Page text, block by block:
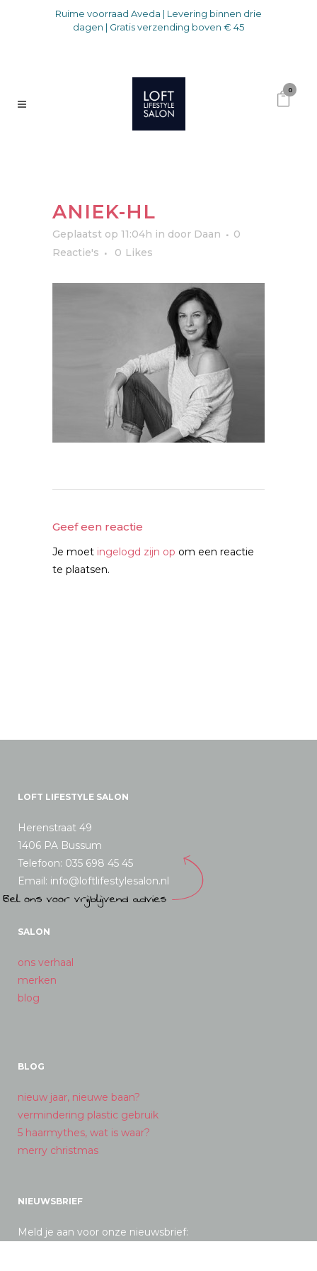
Ruime voorraad Aveda | Levering binnen drie
dagen | Gratis verzending boven € 45
0
ANIEK-HL
Geplaatst op 11:04h in door Daan
0
Reactie's
0 Likes
Geef een reactie
Je moet ingelogd zijn op om een reactie
te plaatsen.
LOFT LIFESTYLE SALON
Herenstraat 49
1406 PA Bussum
Telefoon: 035 698 45 45
Email: info@loftlifestylesalon.nl
SALON
ons verhaal
merken
blog
BLOG
nieuw jaar, nieuwe baan?
vermindering plastic gebruik
5 haarmythes, wat is waar?
merry christmas
NIEUWSBRIEF
Meld je aan voor onze nieuwsbrief: